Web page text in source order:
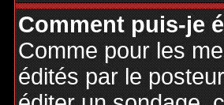
Comment puis-je
Comme pour les
édités par le